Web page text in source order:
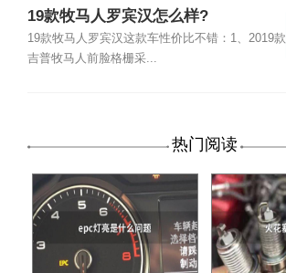
19款牧马人罗宾汉怎么样?
19款牧马人罗宾汉这款车性价比不错：1、2019款
吉普牧马人前脸格栅采...
热门阅读